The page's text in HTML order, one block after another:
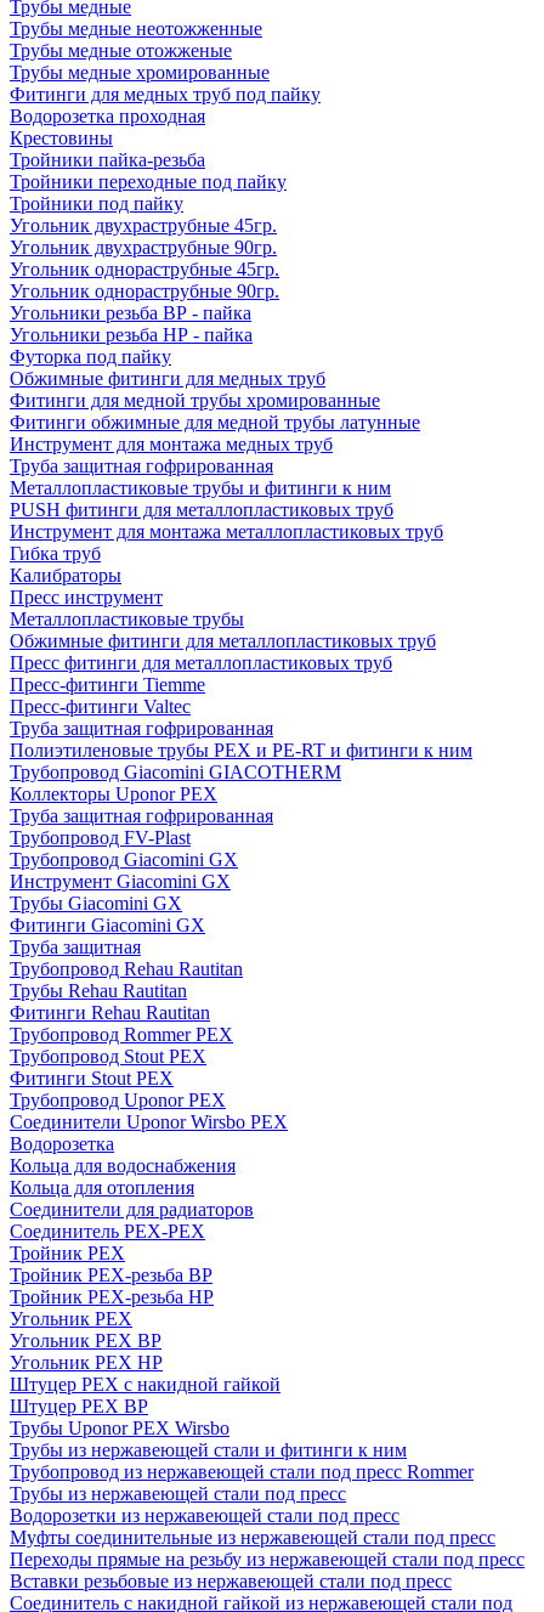
Трубы медные
Трубы медные неотожженные
Трубы медные отожженые
Трубы медные хромированные
Фитинги для медных труб под пайку
Водорозетка проходная
Крестовины
Тройники пайка-резьба
Тройники переходные под пайку
Тройники под пайку
Угольник двухраструбные 45гр.
Угольник двухраструбные 90гр.
Угольник однораструбные 45гр.
Угольник однораструбные 90гр.
Угольники резьба ВР - пайка
Угольники резьба НР - пайка
Футорка под пайку
Обжимные фитинги для медных труб
Фитинги для медной трубы хромированные
Фитинги обжимные для медной трубы латунные
Инструмент для монтажа медных труб
Труба защитная гофрированная
Металлопластиковые трубы и фитинги к ним
PUSH фитинги для металлопластиковых труб
Инструмент для монтажа металлопластиковых труб
Гибка труб
Калибраторы
Пресс инструмент
Металлопластиковые трубы
Обжимные фитинги для металлопластиковых труб
Пресс фитинги для металлопластиковых труб
Пресс-фитинги Tiemme
Пресс-фитинги Valtec
Труба защитная гофрированная
Полиэтиленовые трубы PEX и PE-RT и фитинги к ним
Трубопровод Giacomini GIACOTHERM
Коллекторы Uponor PEX
Труба защитная гофрированная
Трубопровод FV-Plast
Трубопровод Giacomini GX
Инструмент Giacomini GX
Трубы Giacomini GX
Фитинги Giacomini GX
Труба защитная
Трубопровод Rehau Rautitan
Трубы Rehau Rautitan
Фитинги Rehau Rautitan
Трубопровод Rommer PEX
Трубопровод Stout PEX
Фитинги Stout PEX
Трубопровод Uponor PEX
Соединители Uponor Wirsbo PEX
Водорозетка
Кольца для водоснабжения
Кольца для отопления
Соединители для радиаторов
Соединитель PEX-PEX
Тройник PEX
Тройник PEX-резьба ВР
Тройник PEX-резьба НР
Угольник PEX
Угольник PEX ВР
Угольник PEX НР
Штуцер PEX c накидной гайкой
Штуцер PEX ВР
Трубы Uponor PEX Wirsbo
Трубы из нержавеющей стали и фитинги к ним
Трубопровод из нержавеющей стали под пресс Rommer
Трубы из нержавеющей стали под пресс
Водорозетки из нержавеющей стали под пресс
Муфты соединительные из нержавеющей стали под пресс
Переходы прямые на резьбу из нержавеющей стали под пресс
Вставки резьбовые из нержавеющей стали под пресс
Соединитель с накидной гайкой из нержавеющей стали под